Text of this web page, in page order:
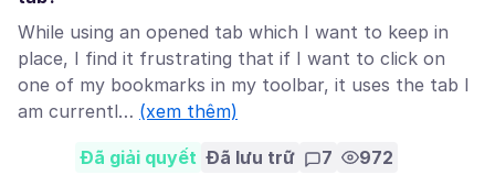
While using an opened tab which I want to keep in
place, I find it frustrating that if I want to click on
one of my bookmarks in my toolbar, it uses the tab I
am currentl… (xem thêm)
Đã giải quyết Đã lưu trữ 7 972